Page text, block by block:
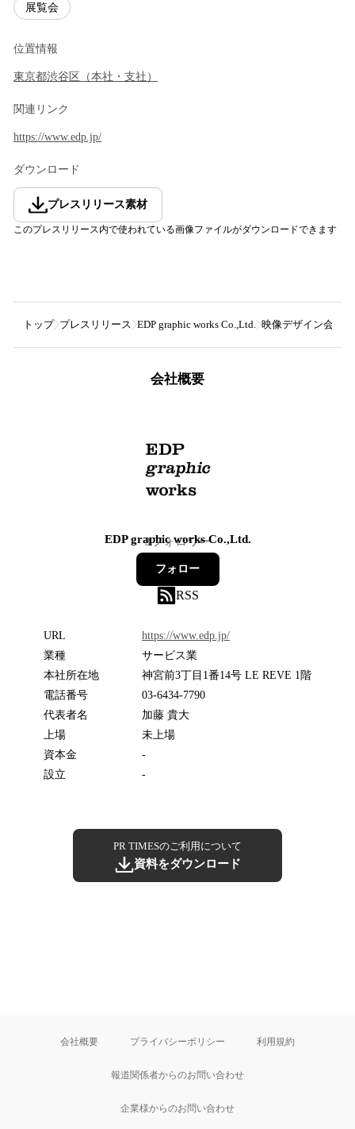
展覧会
位置情報
東京都渋谷区 （本社・支社 ）
関連リンク
https://www.edp.jp/
ダウンロード
プレスリリース素材
このプレスリリース内で使われている画像ファイルがダウンロードできます
トップ プレスリリース EDP graphic works Co.,Ltd. 映像デザイン会社
会社概要
EDP graphic works Co.,Ltd.
3フォロワー
フォロー
RSS
URL
https://www.edp.jp/
業種
サービス業
本社所在地
神宮前3丁目1番14号 LE REVE 1階
電話番号
03-6434-7790
代表者名
加藤 貴大
上場
未上場
資本金
-
設立
-
PR TIMESのご利用について
資料をダウンロード
会社概要 プライバシーポリシー 利用規約
報道関係者からのお問い合わせ
企業様からのお問い合わせ